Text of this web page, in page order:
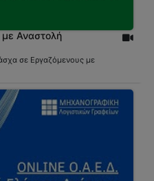
Αναστολή
σε Εργαζόμενους με